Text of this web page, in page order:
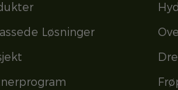
Løsninger